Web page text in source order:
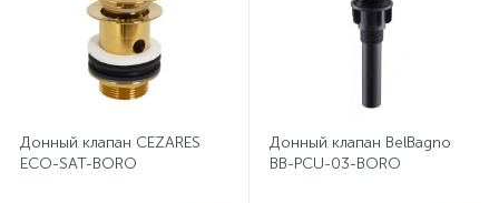
Донный клапан CEZARES
ECO-SAT-BORO
Донный клапан BelBagno
BB-PCU-03-BORO